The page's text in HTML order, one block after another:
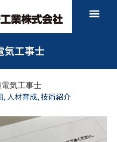
気工事士
気工事士
, 人材育成,技術紹介